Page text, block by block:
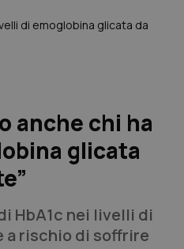
di emoglobina glicata da
anche chi ha
glicata
HbA1c nei livelli di
a rischio di soffrire